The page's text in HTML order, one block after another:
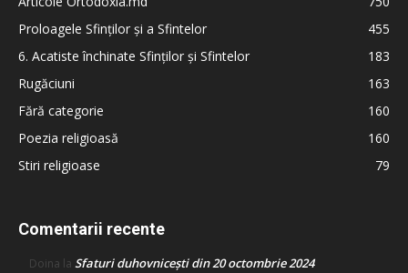
Proloagele Sfinților și a Sfintelor
455
6. Acatiste închinate Sfinților și Sfintelor
183
Rugăciuni
163
Fără categorie
160
Poezia religioasă
160
Stiri religioase
79
Comentarii recente
Doina la Sfaturi duhovnicești din 20 octombrie 2024